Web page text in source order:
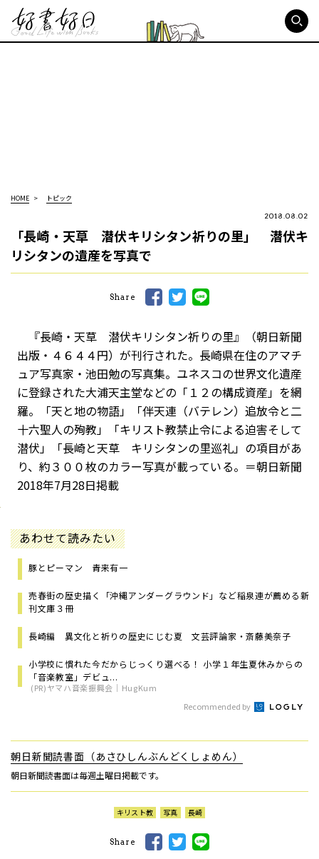
HOME トピック
2018.08.02
「長崎・天草 潜伏キリシタン祈りの里」 潜伏キ
リシタンの遺産を写真で
Share
『長崎・天草 潜伏キリシタン祈りの里』（朝日新聞
出版・４６４４円）が刊行された。長崎県在住のアマチ
ュア写真家・池田勉の写真集。ユネスコの世界文化遺産
に登録された大浦天主堂などの「１２の構成資産」を網
羅。「天と地の物語」「伴天連（バテレン）追放令と二
十六聖人の殉教」「キリスト教禁止令による迫害そして
潜伏」「長崎と天草 キリシタンの里巡礼」の項目があ
り、約３００枚のカラー写真が載っている。＝朝日新聞
2018年7月28日掲載
あわせて読みたい
豚とピーマン 青来有一
売春街の歴史描く「沖縄アンダーグラウンド」など稲泉連が薦める新
刊文庫３冊
長崎編 異文化と祈りの歴史にじむ夏 文芸評論家・斎藤美奈子
小学校に慣れた今だからじっくり選べる！ 小学１年生夏休みからの
「音楽教室」デビュ...
(PR)ヤマハ音楽振興会｜HugKum
Recommended by
朝日新聞読書面（あさひしんぶんどくしょめん）
朝日新聞読書面は毎週土曜日掲載です。
キリスト教 写真 長崎
Share